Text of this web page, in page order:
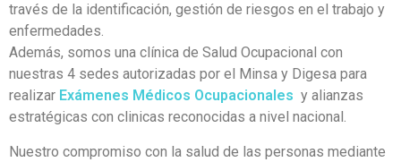
través de la identificación, gestión de riesgos en el trabajo y
enfermedades.
Además, somos una clínica de Salud Ocupacional con
nuestras 4 sedes autorizadas por el Minsa y Digesa para
realizar Exámenes Médicos Ocupacionales y alianzas
estratégicas con clinicas reconocidas a nivel nacional.
Nuestro compromiso con la salud de las personas mediante